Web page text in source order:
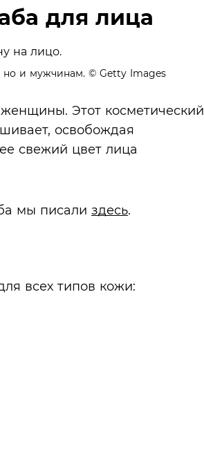
для лица
но и мужчинам. © Getty Images
Этот косметический
освобождая
свежий цвет лица
мы писали здесь.
всех типов кожи: